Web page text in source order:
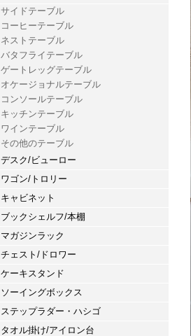
サイドテーブル
コーヒーテーブル
ネストテーブル
バタフライテーブル
ゲートレッグテーブル
オケージョナルテーブル
コンソールテーブル
キッチンテーブル
ワインテーブル
その他のテーブル
デスク/ビューロー
ワゴン/トロリー
キャビネット
ブックシェルフ/本棚
マガジンラック
チェスト/ドロワー
ケーキスタンド
ソーイングボックス
ステップラダー・ハシゴ
タオル掛け/アイロン台